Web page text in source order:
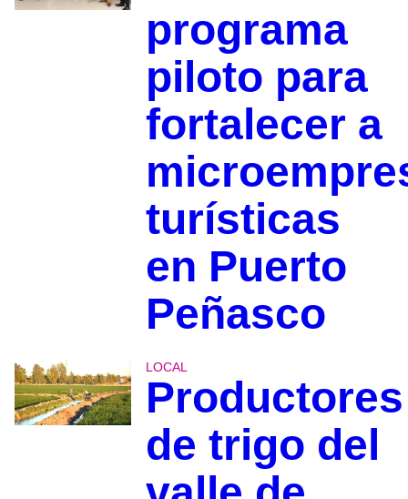
programa
piloto para
fortalecer a
turísticas
en Puerto
Peñasco
LOCAL
Productores
de trigo del